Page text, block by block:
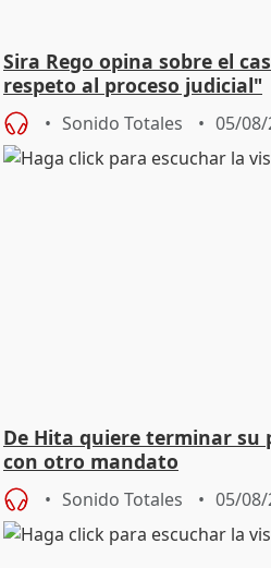
Sira Rego opina sobre el
respeto al proceso judicial"
Sonido Totales 05/08/
De Hita quiere terminar su
con otro mandato
Sonido Totales 05/08/